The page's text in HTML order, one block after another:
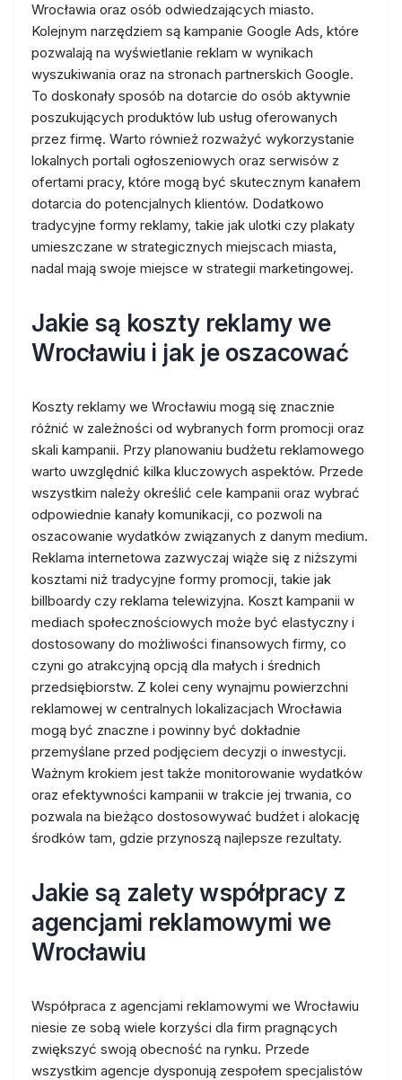
Wrocławia oraz osób odwiedzających miasto.
Kolejnym narzędziem są kampanie Google Ads, które
pozwalają na wyświetlanie reklam w wynikach
wyszukiwania oraz na stronach partnerskich Google.
To doskonały sposób na dotarcie do osób aktywnie
poszukujących produktów lub usług oferowanych
przez firmę. Warto również rozważyć wykorzystanie
lokalnych portali ogłoszeniowych oraz serwisów z
ofertami pracy, które mogą być skutecznym kanałem
dotarcia do potencjalnych klientów. Dodatkowo
tradycyjne formy reklamy, takie jak ulotki czy plakaty
umieszczane w strategicznych miejscach miasta,
nadal mają swoje miejsce w strategii marketingowej.
Jakie są koszty reklamy we
Wrocławiu i jak je oszacować
Koszty reklamy we Wrocławiu mogą się znacznie
różnić w zależności od wybranych form promocji oraz
skali kampanii. Przy planowaniu budżetu reklamowego
warto uwzględnić kilka kluczowych aspektów. Przede
wszystkim należy określić cele kampanii oraz wybrać
odpowiednie kanały komunikacji, co pozwoli na
oszacowanie wydatków związanych z danym medium.
Reklama internetowa zazwyczaj wiąże się z niższymi
kosztami niż tradycyjne formy promocji, takie jak
billboardy czy reklama telewizyjna. Koszt kampanii w
mediach społecznościowych może być elastyczny i
dostosowany do możliwości finansowych firmy, co
czyni go atrakcyjną opcją dla małych i średnich
przedsiębiorstw. Z kolei ceny wynajmu powierzchni
reklamowej w centralnych lokalizacjach Wrocławia
mogą być znaczne i powinny być dokładnie
przemyślane przed podjęciem decyzji o inwestycji.
Ważnym krokiem jest także monitorowanie wydatków
oraz efektywności kampanii w trakcie jej trwania, co
pozwala na bieżąco dostosowywać budżet i alokację
środków tam, gdzie przynoszą najlepsze rezultaty.
Jakie są zalety współpracy z
agencjami reklamowymi we
Wrocławiu
Współpraca z agencjami reklamowymi we Wrocławiu
niesie ze sobą wiele korzyści dla firm pragnących
zwiększyć swoją obecność na rynku. Przede
wszystkim agencje dysponują zespołem specjalistów